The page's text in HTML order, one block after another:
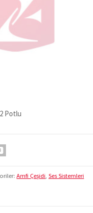
Potlu
Amfi Çeşidi Ses Sistemleri